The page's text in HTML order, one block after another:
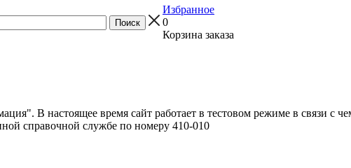
Избранное
0
Корзина заказа
В настоящее время сайт работает в тестовом режиме в связи с
справочной службе по номеру 410-010